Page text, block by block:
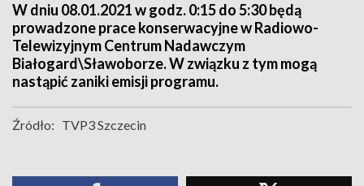
W dniu 08.01.2021 w godz. 0:15 do 5:30 będą
prowadzone prace konserwacyjne w Radiowo-
Telewizyjnym Centrum Nadawczym
Białogard\Sławoborze. W związku z tym mogą
nastąpić zaniki emisji programu.
Źródło: TVP3 Szczecin